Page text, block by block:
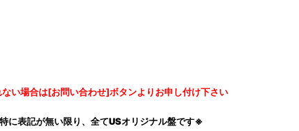
い場合は[お問い合わせ]ボタンよりお申し付け下さい
に表記が無い限り、全てUSオリジナル盤です※